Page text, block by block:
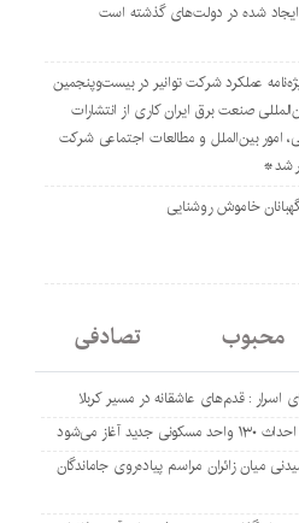
شده در دولت‌های گذشته است
عملکرد شرکت توانیر در بیست‌وپنجمین
صنعت برق ایران کاری از انتشارات
امور بین‌الملل و مطالعات اجتماعی شرکت
شد*
خاموش روشنایی
محبوب تصادفی
اسرار : قدم‌های عاشقانه در مسیر کربلا
آغاز می‌شود
آب آشامیدنی میان زائران مراسم پیاده‌روی جاماندگان